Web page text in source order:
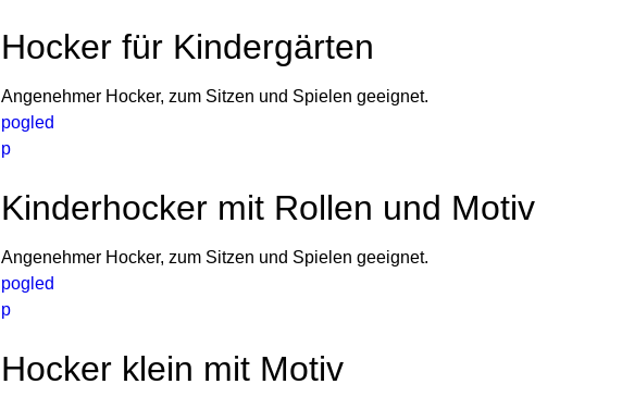
Hocker für Kindergärten
Angenehmer Hocker, zum Sitzen und Spielen geeignet.
pogled
p
Kinderhocker mit Rollen und Motiv
Angenehmer Hocker, zum Sitzen und Spielen geeignet.
pogled
p
Hocker klein mit Motiv